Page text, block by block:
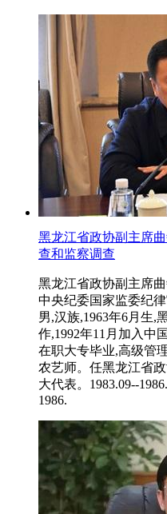
黑龙江省政协副主席
查和监察调查
黑龙江省政协副主席
中央纪委国家监委纪
男,汉族,1963年6月生,
作,1992年11月加入中
在职大专毕业,高级管
农艺师。任黑龙江省
大代表。1983.09--
1986.